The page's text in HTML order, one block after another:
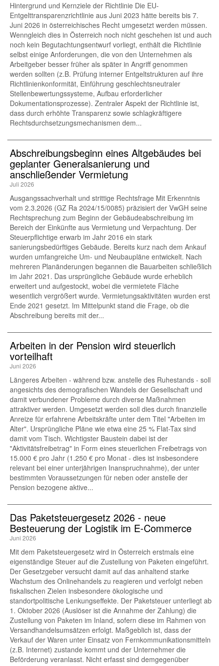
Hintergrund und Kernziele der Richtlinie Die EU-
Entgelttransparenzrichtlinie aus Juni 2023 hätte bereits bis 7.
Juni 2026 in österreichisches Recht umgesetzt werden müssen.
Wenngleich dies in Österreich noch nicht geschehen ist und auch
noch kein Begutachtungsentwurf vorliegt, enthält die Richtlinie
selbst einige Anforderungen, die von den Unternehmen als
Arbeitgeber besser früher als später in Angriff genommen
werden sollten (z.B. Prüfung interner Entgeltstrukturen auf ihre
Richtlinienkonformität, Einführung geschlechtsneutraler
Stellenbewertungssysteme, Aufbau erforderlicher
Dokumentationsprozesse). Zentraler Aspekt der Richtlinie ist,
dass durch erhöhte Transparenz sowie schlagkräftigere
Rechtsdurchsetzungsmechanismen dem...
Abschreibungsbeginn eines Altgebäudes bei
geplanter Generalsanierung und
anschließender Vermietung
Juli 2026
Ausgangssachverhalt und strittige Rechtsfrage Mit Erkenntnis
vom 2.3.2026 (GZ Ra 2024/15/0085) präzisiert der VwGH seine
Rechtsprechung zum Beginn der Gebäudeabschreibung im
Bereich der Einkünfte aus Vermietung und Verpachtung. Der
Steuerpflichtige erwarb im Jahr 2016 ein stark
sanierungsbedürftiges Gebäude. Bereits kurz nach dem Ankauf
wurden umfangreiche Um- und Neubaupläne entwickelt. Nach
mehreren Planänderungen begannen die Bauarbeiten schließlich
im Jahr 2021. Das ursprüngliche Gebäude wurde erheblich
erweitert und aufgestockt, wobei die vermietete Fläche
wesentlich vergrößert wurde. Vermietungsaktivitäten wurden erst
Ende 2021 gesetzt. Im Mittelpunkt stand die Frage, ob die
Abschreibung bereits mit der...
Arbeiten in der Pension wird steuerlich
vorteilhaft
Juni 2026
Längeres Arbeiten - während bzw. anstelle des Ruhestands - soll
angesichts des demografischen Wandels der Gesellschaft und
damit verbundener Probleme durch diverse Maßnahmen
attraktiver werden. Umgesetzt werden soll dies durch finanzielle
Anreize für erfahrene Arbeitskräfte unter dem Titel "Arbeiten im
Alter". Ursprüngliche Pläne wie etwa eine 25 % Flat-Tax sind
damit vom Tisch. Wichtigster Baustein dabei ist der
"Aktivitätsfreibetrag" in Form eines steuerlichen Freibetrags von
15.000 € pro Jahr (1.250 € pro Monat - dies ist insbesondere
relevant bei einer unterjährigen Inanspruchnahme), der unter
bestimmten Voraussetzungen für neben oder anstelle der
Pension bezogene aktive...
Das Paketsteuergesetz 2026 - neue
Besteuerung der Logistik im E-Commerce
Juni 2026
Mit dem Paketsteuergesetz wird in Österreich erstmals eine
eigenständige Steuer auf die Zustellung von Paketen eingeführt.
Der Gesetzgeber versucht damit auf das anhaltend starke
Wachstum des Onlinehandels zu reagieren und verfolgt neben
fiskalischen Zielen insbesondere ökologische und
standortpolitische Lenkungseffekte. Der Paketsteuer unterliegt ab
1. Oktober 2026 (Auslöser ist die Annahme der Zahlung) die
Zustellung von Paketen im Inland, sofern diese im Rahmen von
Versandhandelsumsätzen erfolgt. Maßgeblich ist, dass der
Verkauf der Waren unter Einsatz von Fernkommunikationsmitteln
(z.B. Internet) zustande kommt und der Unternehmer die
Beförderung veranlasst. Nicht erfasst sind demgegenüber